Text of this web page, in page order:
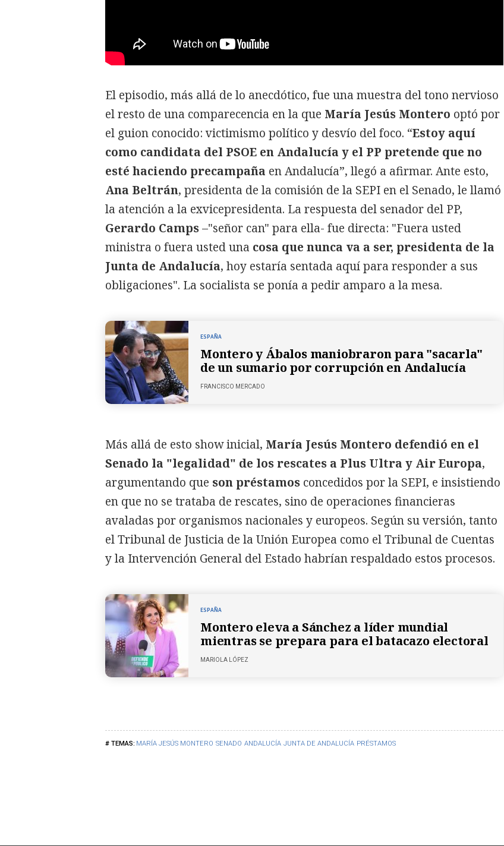
MARÍA JESÚS MONTERO SENADO ANDALUCÍA JUNTA DE ANDALUCÍA PRÉSTAMOS
El episodio, más allá de lo anecdótico, fue una muestra del tono nervioso
el resto de una comparecencia en la que María Jesús Montero optó por
el guion conocido: victimismo político y desvío del foco. “Estoy aquí
como candidata del PSOE en Andalucía y el PP pretende que no
esté haciendo precampaña en Andalucía”, llegó a afirmar. Ante esto,
Ana Beltrán, presidenta de la comisión de la SEPI en el Senado, le llamó
la atención a la exvicepresidenta. La respuesta del senador del PP,
Gerardo Camps–"señor can" para ella- fue directa: "Fuera usted
ministra o fuera usted una cosa que nunca va a ser, presidenta de la
Junta de Andalucía, hoy estaría sentada aquí para responder a sus
obligaciones". La socialista se ponía a pedir amparo a la mesa.
ESPAÑA
Montero y Ábalos maniobraron para "sacarla"
de un sumario por corrupción en Andalucía
FRANCISCO MERCADO
Más allá de esto show inicial, María Jesús Montero defendió en el
Senado la "legalidad" de los rescates a Plus Ultra y Air Europa,
argumentando que son préstamos concedidos por la SEPI, e insistiendo
en que no se trataba de rescates, sino de operaciones financieras
avaladas por organismos nacionales y europeos. Según su versión, tanto
el Tribunal de Justicia de la Unión Europea como el Tribunal de Cuentas
y la Intervención General del Estado habrían respaldado estos procesos.
ESPAÑA
Montero eleva a Sánchez a líder mundial
mientras se prepara para el batacazo electoral
MARIOLA LÓPEZ